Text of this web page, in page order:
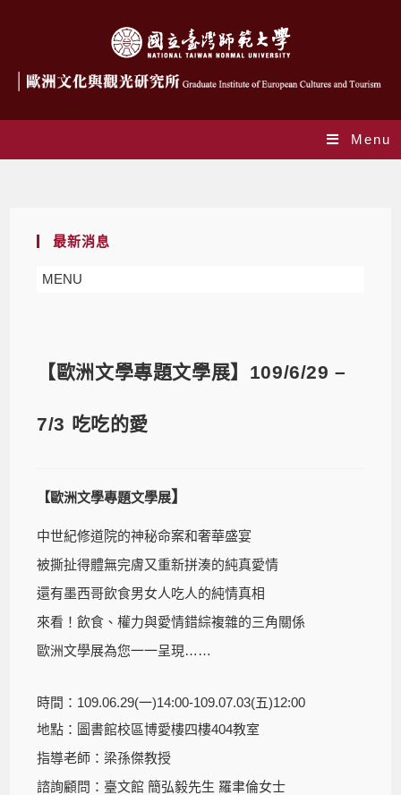
Menu
最新消息
MENU
【歐洲文學專題文學展】109/6/29 –
7/3 吃吃的愛
【歐洲文學專題文學展】
中世紀修道院的神秘命案和奢華盛宴
被撕扯得體無完膚又重新拼湊的純真愛情
還有墨西哥飲食男女人吃人的純情真相
來看！飲食、權力與愛情錯綜複雜的三角關係
歐洲文學展為您一一呈現……
時間：109.06.29(一)14:00-109.07.03(五)12:00
地點：圖書館校區博愛樓四樓404教室
指導老師：梁孫傑教授
諮詢顧問：臺文館 簡弘毅先生 羅聿倫女士